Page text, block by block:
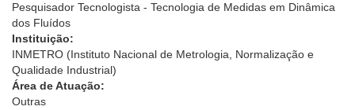
Pesquisador Tecnologista - Tecnologia de Medidas em Dinâmica
dos Fluídos
Instituição:
INMETRO (Instituto Nacional de Metrologia, Normalização e
Qualidade Industrial)
Área de Atuação:
Outras